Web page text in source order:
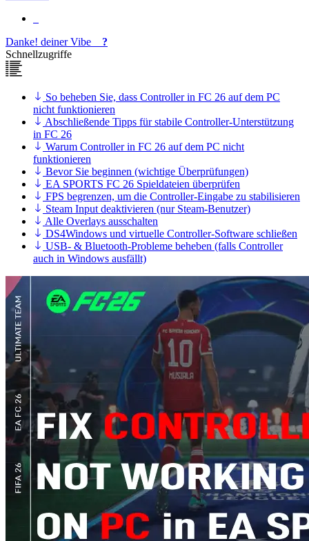
Danke! deinerVibe
?
Schnellzugriffe
So beheben Sie, dass Controller in FC 26 auf dem PC
nicht funktionieren
Abschließende Tipps für stabile Controller-Unterstützung
in FC 26
Warum Controller in FC 26 auf dem PC nicht
funktionieren
Bevor Sie beginnen (wichtige Überprüfungen)
EA SPORTS FC 26 Spieldateien überprüfen
FPS begrenzen, um die Controller-Eingabe zu stabilisieren
Steam Input deaktivieren (nur Steam-Benutzer)
Alle Overlays ausschalten
DS4Windows und virtuelle Controller-Software schließen
USB- & Bluetooth-Probleme beheben (falls Controller
auch in Windows ausfällt)